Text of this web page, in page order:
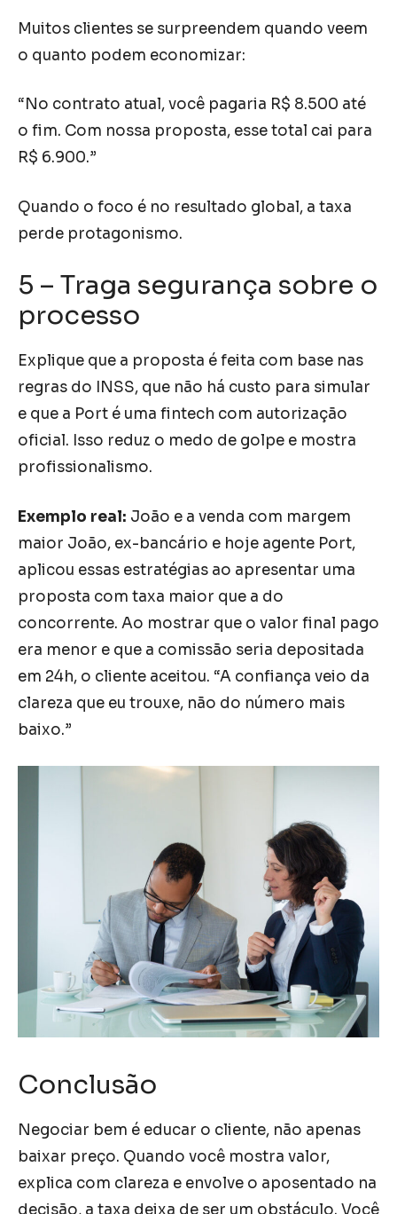
Muitos clientes se surpreendem quando veem
o quanto podem economizar:
“No contrato atual, você pagaria R$ 8.500 até
o fim. Com nossa proposta, esse total cai para
R$ 6.900.”
Quando o foco é no resultado global, a taxa
perde protagonismo.
5 – Traga segurança sobre o
processo
Explique que a proposta é feita com base nas
regras do INSS, que não há custo para simular
e que a Port é uma fintech com autorização
oficial. Isso reduz o medo de golpe e mostra
profissionalismo.
Exemplo real: João e a venda com margem
maior João, ex-bancário e hoje agente Port,
aplicou essas estratégias ao apresentar uma
proposta com taxa maior que a do
concorrente. Ao mostrar que o valor final pago
era menor e que a comissão seria depositada
em 24h, o cliente aceitou. “A confiança veio da
clareza que eu trouxe, não do número mais
baixo.”
Conclusão
Negociar bem é educar o cliente, não apenas
baixar preço. Quando você mostra valor,
explica com clareza e envolve o aposentado na
decisão, a taxa deixa de ser um obstáculo. Você